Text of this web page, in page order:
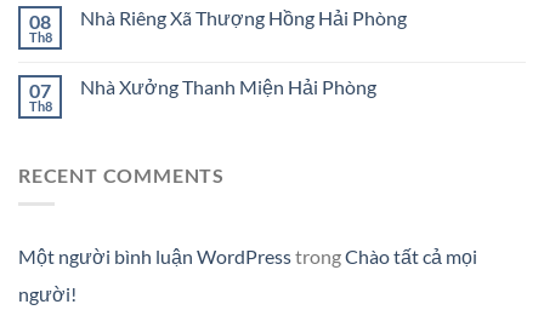
08
Th8
Nhà Riêng Xã Thượng Hồng Hải Phòng
07
Th8
Nhà Xưởng Thanh Miện Hải Phòng
RECENT COMMENTS
Một người bình luận WordPresstrongChào tất cả mọi
người!